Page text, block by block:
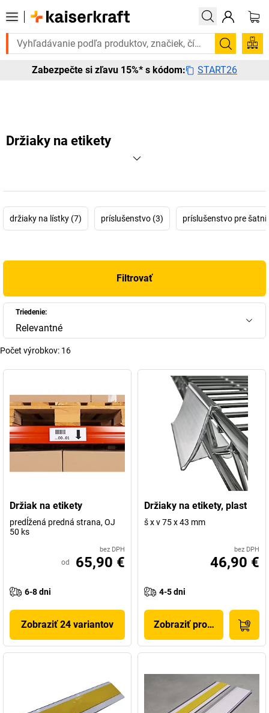
to urgentne? Vybrané bestsellery doručíme do 72 hodín.
Zabezpečte si zľavu 15%* s kódom: START26
Držiaky na etikety
držiaky na lístky (7) príslušenstvo (3) príslušenstvo pre
Filtrovať
Triedenie:
Relevantné
Počet výrobkov: 16
Držiak na etikety
predĺžená predná strana, OJ
50 ks
bez DPH
od 65,90 €
6-8 dni
Zobraziť 24 variantov
Držiaky na etikety, plast
š x v 75 x 43 mm
bez DPH
46,90 €
4-5 dni
Zobraziť produkt